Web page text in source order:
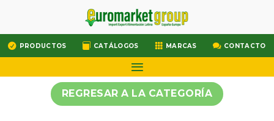
 PRODUCTOS  CATÁLOGOS  MARCAS  CONTACTO
REGRESAR A LA CATEGORÍA